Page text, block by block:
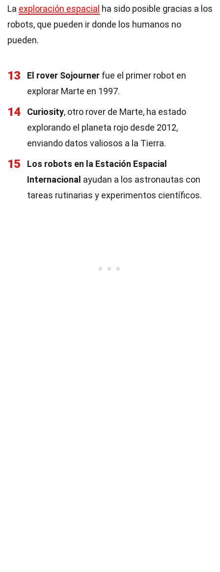
La exploración espacial ha sido posible gracias a los
robots, que pueden ir donde los humanos no
pueden.
13 El rover Sojourner fue el primer robot en
explorar Marte en 1997.
14 Curiosity, otro rover de Marte, ha estado
explorando el planeta rojo desde 2012,
enviando datos valiosos a la Tierra.
15
Los robots en la Estación Espacial
Internacional ayudan a los astronautas con
tareas rutinarias y experimentos científicos.